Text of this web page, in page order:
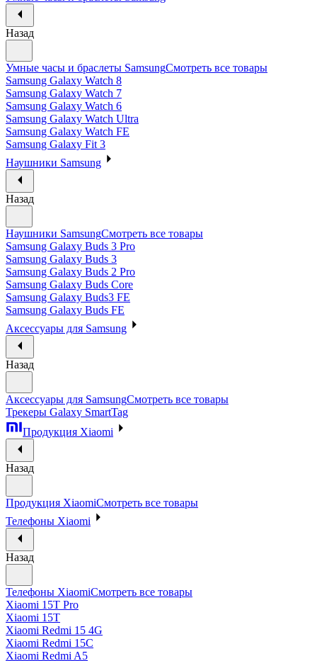
Назад
Умные часы и браслеты SamsungСмотреть все товары
Samsung Galaxy Watch 8
Samsung Galaxy Watch 7
Samsung Galaxy Watch 6
Samsung Galaxy Watch Ultra
Samsung Galaxy Watch FE
Samsung Galaxy Fit 3
Наушники Samsung
Назад
Наушники SamsungСмотреть все товары
Samsung Galaxy Buds 3 Pro
Samsung Galaxy Buds 3
Samsung Galaxy Buds 2 Pro
Samsung Galaxy Buds Core
Samsung Galaxy Buds3 FE
Samsung Galaxy Buds FE
Аксессуары для Samsung
Назад
Аксессуары для SamsungСмотреть все товары
Трекеры Galaxy SmartTag
Продукция Xiaomi
Назад
Продукция XiaomiСмотреть все товары
Телефоны Xiaomi
Назад
Телефоны XiaomiСмотреть все товары
Xiaomi 15T Pro
Xiaomi 15T
Xiaomi Redmi 15 4G
Xiaomi Redmi 15C
Xiaomi Redmi A5